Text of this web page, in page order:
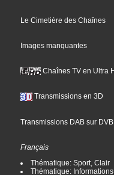
Le Cimetière des Chaînes
Images manquantes
Chaînes TV en Ultra
Transmissions en 3D
Transmissions DAB sur DVB
Français
Thématique: Sport, Clair
Thématique: